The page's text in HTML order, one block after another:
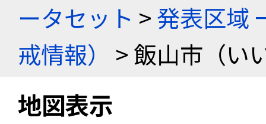
ータセット >発表区域
戒情報）
> 飯山市（い
地図表示